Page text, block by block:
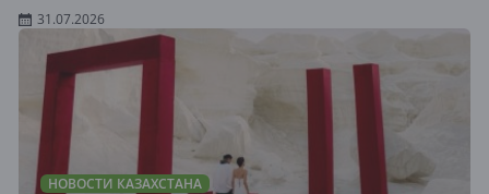
31.07.2026
НОВОСТИ КАЗАХСТАНА